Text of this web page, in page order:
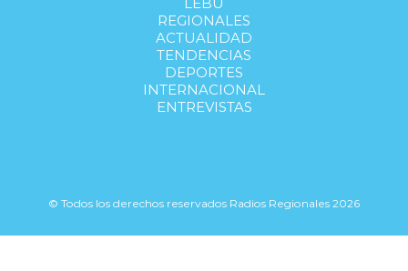
REGIONALES
ACTUALIDAD
TENDENCIAS
DEPORTES
INTERNACIONAL
ENTREVISTAS
© Todos los derechos reservados Radios Regionales 2026